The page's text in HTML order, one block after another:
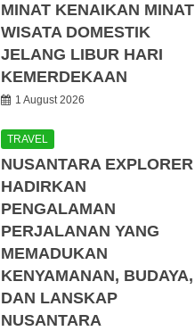
MINAT KENAIKAN MINAT
WISATA DOMESTIK
JELANG LIBUR HARI
KEMERDEKAAN
1 August 2026
TRAVEL
NUSANTARA EXPLORER
HADIRKAN
PENGALAMAN
PERJALANAN YANG
MEMADUKAN
KENYAMANAN, BUDAYA,
DAN LANSKAP
NUSANTARA